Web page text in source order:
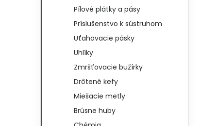
Pílové plátky a pásy
Príslušenstvo k sústruhom
Uťahovacie pásky
Uhlíky
Zmršťovacie bužírky
Drôtené kefy
Miešacie metly
Brúsne huby